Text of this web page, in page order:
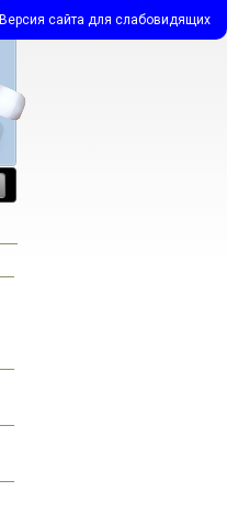
Версия сайта для слабовидящих